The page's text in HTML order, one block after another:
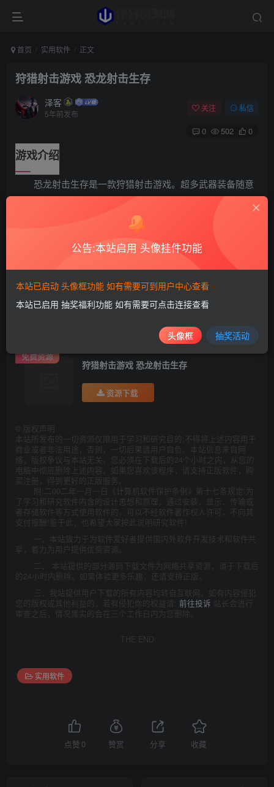
首页 实用软件 正文
狩猎射击游戏 恐龙射击生存
泽客
5年前发布
关注 私信
0 502 0
游戏介绍
恐龙射击生存是一款狩猎射击游戏。超多武器装备随意
搭配，更有特效击杀镜头，回顾精彩瞬间，超多关卡等你来
白嫖就关注：资源白嫖网
免费资源
狩猎射击游戏 恐龙射击生存
资源下载
版权声明
本站所发布的一切资源仅限用于学习和研究目的;不得将上述内容用于
商业或者非法用途，否则，一切后果请用户自负。本站信息来自网
络，版权争议与本站无关。您必须在下载后的24个小时之内，从您的
电脑中彻底删除上述内容。如果您喜欢该程序，请支持正版软件，购
买注册，得到更好的正版服务。
附:二00二年一月一日《计算机软件保护条例》第十七条规定:为
了学习和研究软件内含的设计思想和原理，通过安装、显示、传输或
者存储软件等方式使用软件的，可以不经软件著作权人许可，不向其
支付报酬!鉴于此，也希望大家按此说明研究软件!
一、本站致力于为软件爱好者提供国内外软件开发技术和软件共
享，着力为用户提供优资资源。
二、 本站提供的部分源码下载文件为网络共享资源，请于下载后
的24小时内删除。如需体验更多乐趣，还请支持正版。
三、我站提供用户下载的所有内容均转自互联网。如有内容侵犯
您的版权或其他利益的，若有侵犯你的权益请: 前往投诉 站长会进行
审查之后，情况属实的会在三个工作日内为您删除。
THE END
实用软件
点赞 0 赞赏 分享 收藏
公告:本站启用 头像挂件功能
本站已启动 头像框功能 如有需要可到用户中心查看
本站已启用 抽奖福利功能 如有需要可点击连接查看
头像框 抽奖活动